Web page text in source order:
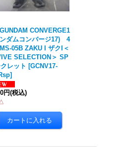
CONVERGE1
ダムコンバージ17) 4
05B ZAKU I ザクI＜
SELECTION＞ SP
レット [GCNV17-
]
円(税込)